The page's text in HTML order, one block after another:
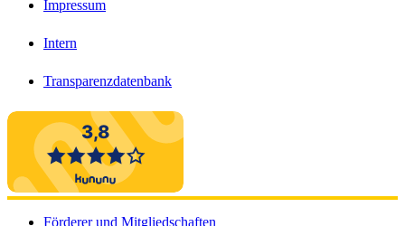
Impressum
Intern
Transparenzdatenbank
Förderer und Mitgliedschaften